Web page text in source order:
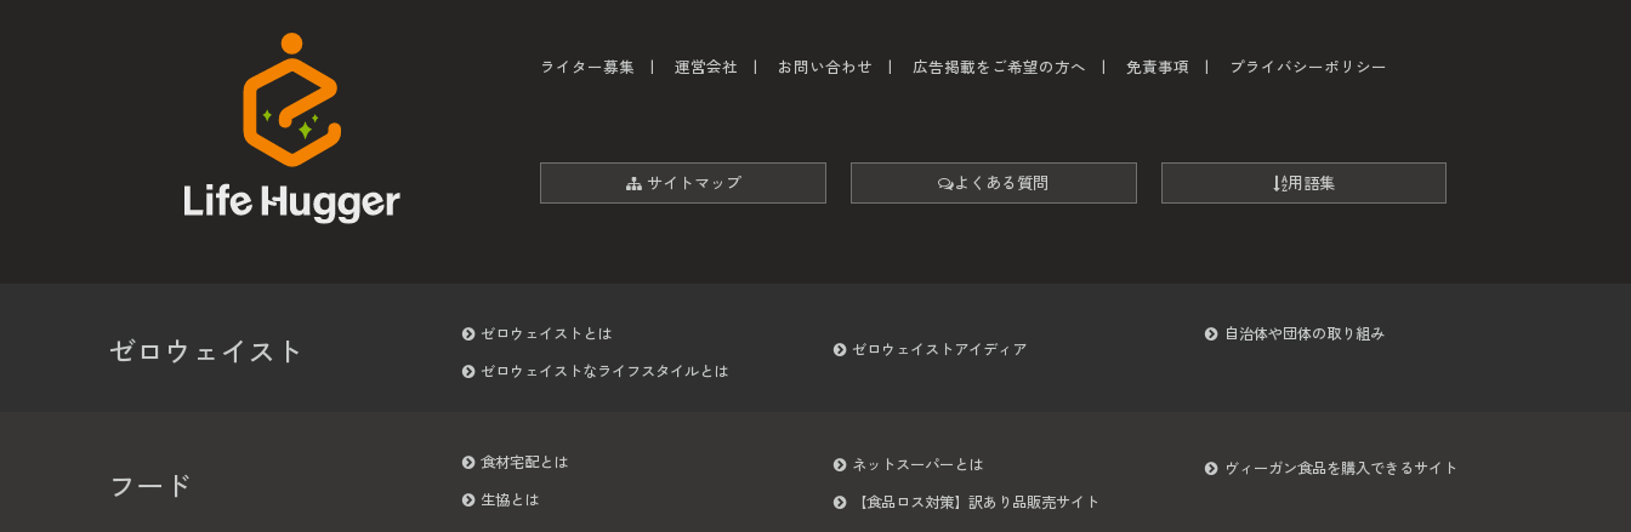
ライター募集 運営会社 お問い合わせ 広告掲載をご希望の方へ 免責事項 プライバシーポリシー
サイトマップ よくある質問 用語集
ゼロウェイスト
ゼロウェイストとは
ゼロウェイストなライフスタイルとは
ゼロウェイストアイディア
自治体や団体の取り組み
フード
食材宅配とは
生協とは
ネットスーパーとは
【食品ロス対策】訳あり品販売サイト
ヴィーガン食品を購入できるサイト